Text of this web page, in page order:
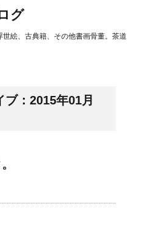
グ
絵、古典籍、その他書画骨董。茶道
ブ：2015年01月